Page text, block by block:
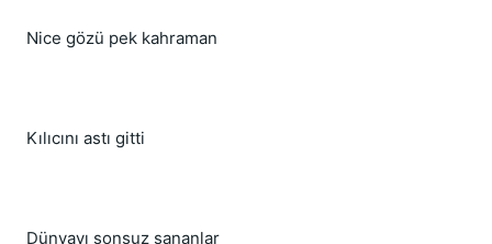
Nice gözü pek kahraman
Kılıcını astı gitti
Dünyayı sonsuz sananlar